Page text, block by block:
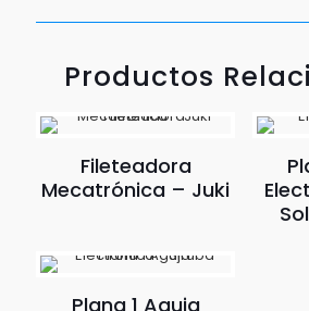
Productos
Fileteadora
Mecatrónica – Juki
Plana 1 Aguja